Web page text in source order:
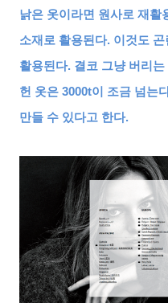
낡은 옷이라면 원사로 재활
소재로 활용된다. 이것도
활용된다. 결코 그냥 버리
헌 옷은 3000t이 조금 넘는
만들 수 있다고 한다.